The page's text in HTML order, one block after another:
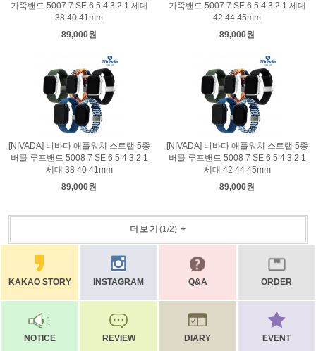
가죽밴드 5007 7 SE 6 5 4 3 2 1 세대
38 40 41mm
89,000원
가죽밴드 5007 7 SE 6 5 4 3 2 1 세대
42 44 45mm
89,000원
[NIVADA] 니바다 애플워치 스트랩 5종
버클 루프밴드 5008 7 SE 6 5 4 3 2 1
세대 38 40 41mm
89,000원
[NIVADA] 니바다 애플워치 스트랩 5종
버클 루프밴드 5008 7 SE 6 5 4 3 2 1
세대 42 44 45mm
89,000원
더보기 (1/2)+
KAKAO STORY INSTAGRAM Q&A ORDER
NOTICE REVIEW DIARY EVENT